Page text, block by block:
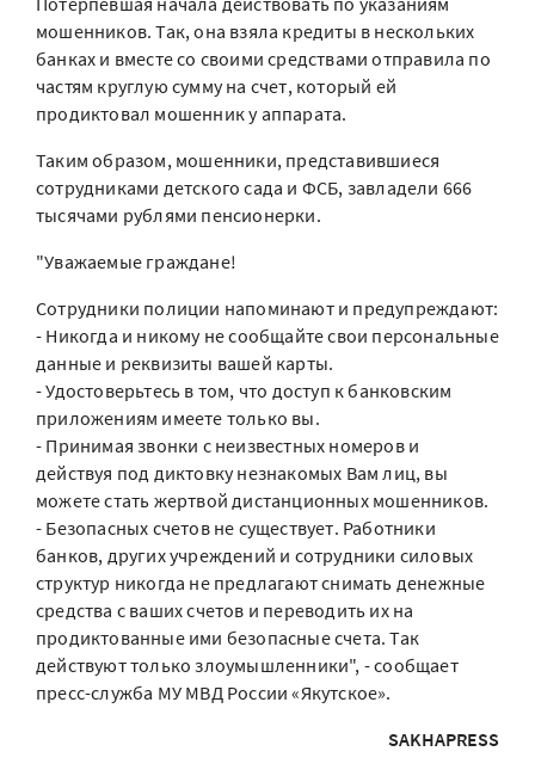
мошенников. Так, она взяла кредиты в нескольких
банках и вместе со своими средствами отправила по
частям круглую сумму на счет, который ей
продиктовал мошенник у аппарата.
Таким образом, мошенники, представившиеся
сотрудниками детского сада и ФСБ, завладели 666
тысячами рублями пенсионерки.
"Уважаемые граждане!
Сотрудники полиции напоминают и предупреждают:
- Никогда и никому не сообщайте свои персональные
данные и реквизиты вашей карты.
- Удостоверьтесь в том, что доступ к банковским
приложениям имеете только вы.
- Принимая звонки с неизвестных номеров и
действуя под диктовку незнакомых Вам лиц, вы
можете стать жертвой дистанционных мошенников.
- Безопасных счетов не существует. Работники
банков, других учреждений и сотрудники силовых
структур никогда не предлагают снимать денежные
средства с ваших счетов и переводить их на
продиктованные ими безопасные счета. Так
действуют только злоумышленники", - сообщает
пресс-служба МУ МВД России «Якутское».
SAKHAPRESS